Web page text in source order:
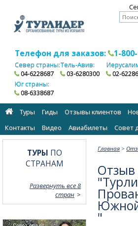
Телефон для заказов: 1-
Север страны:
04-6228687
Тель-Авив:
03-6280300
02-
Юг страны:
08-6338687
Туры Гиды Отзывы клиентов
Контакты
Видео Авиабилеты Cовет
Главная >
Отзыв
"
ТУРЫ ПО
СТРАНАМ
Развернуть все 8
стран